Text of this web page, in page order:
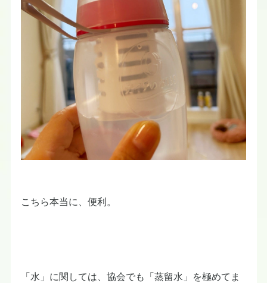
こちら本当に、便利。
「水」に関しては、協会でも「蒸留水」を極めてま